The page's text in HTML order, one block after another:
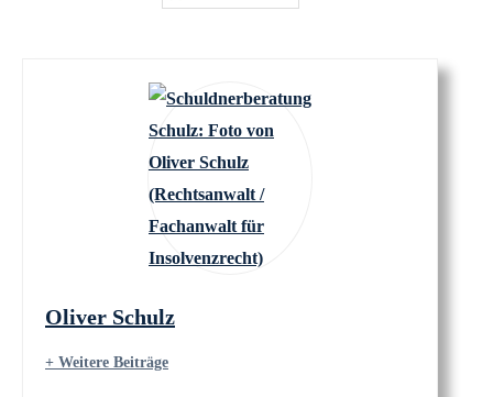
Oliver Schulz
+ Weitere Beiträge